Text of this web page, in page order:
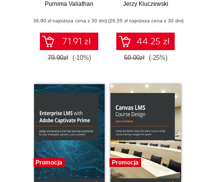
Purnima Valiathan
(36,90 zł najniższa cena z 30 dni)
71.91 zł
79.90zł (-10%)
ucznia i studenta
Jerzy Kluczewski
(26,55 zł najniższa cena z 30 dni)
44.25 zł
59.00zł (-25%)
Promocja Promocja